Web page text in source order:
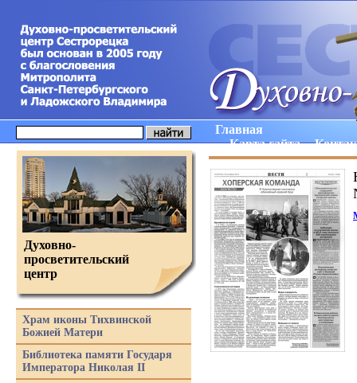
Главная
Карта сайта
Духовно-
просветительский
центр
Храм иконы Тихвинской
Божией Матери
Библиотека памяти Государя
Императора Николая II